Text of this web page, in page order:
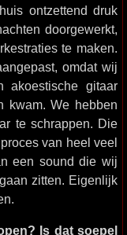
ontzettend druk
doorgewerkt,
te maken.
omdat wij
akoestische gitaar
kwam. We hebben
te schrappen. Die
van heel veel
een sound die wij
zitten. Eigenlijk
Is dat soepel